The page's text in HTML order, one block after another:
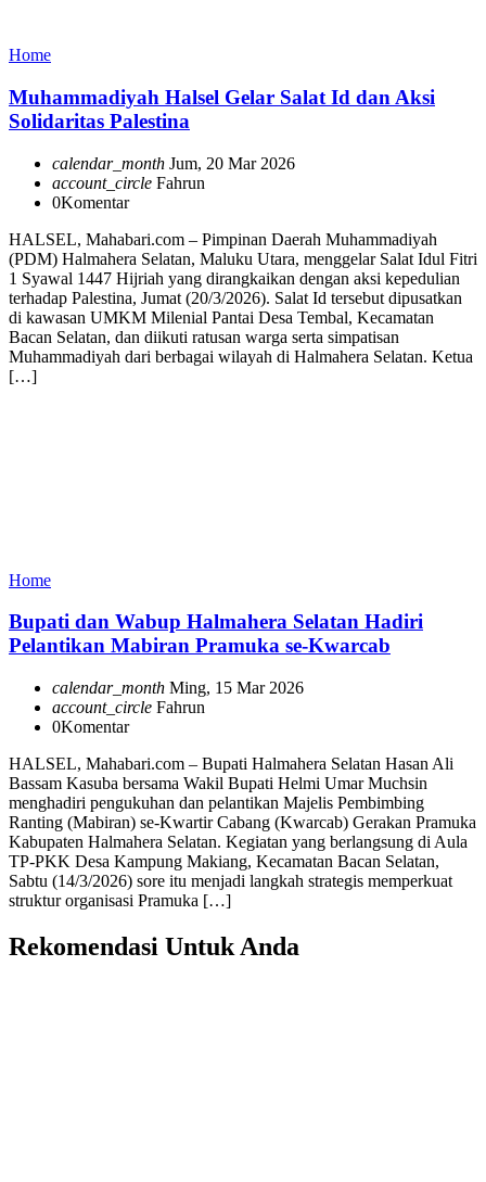
Home
Muhammadiyah Halsel Gelar Salat Id dan Aksi
Solidaritas Palestina
calendar_month Jum, 20 Mar 2026
account_circle Fahrun
0Komentar
HALSEL, Mahabari.com – Pimpinan Daerah Muhammadiyah
(PDM) Halmahera Selatan, Maluku Utara, menggelar Salat Idul Fitri
1 Syawal 1447 Hijriah yang dirangkaikan dengan aksi kepedulian
terhadap Palestina, Jumat (20/3/2026). Salat Id tersebut dipusatkan
di kawasan UMKM Milenial Pantai Desa Tembal, Kecamatan
Bacan Selatan, dan diikuti ratusan warga serta simpatisan
Muhammadiyah dari berbagai wilayah di Halmahera Selatan. Ketua
[…]
Home
Bupati dan Wabup Halmahera Selatan Hadiri
Pelantikan Mabiran Pramuka se-Kwarcab
calendar_month Ming, 15 Mar 2026
account_circle Fahrun
0Komentar
HALSEL, Mahabari.com – Bupati Halmahera Selatan Hasan Ali
Bassam Kasuba bersama Wakil Bupati Helmi Umar Muchsin
menghadiri pengukuhan dan pelantikan Majelis Pembimbing
Ranting (Mabiran) se-Kwartir Cabang (Kwarcab) Gerakan Pramuka
Kabupaten Halmahera Selatan. Kegiatan yang berlangsung di Aula
TP-PKK Desa Kampung Makiang, Kecamatan Bacan Selatan,
Sabtu (14/3/2026) sore itu menjadi langkah strategis memperkuat
struktur organisasi Pramuka […]
Rekomendasi Untuk Anda